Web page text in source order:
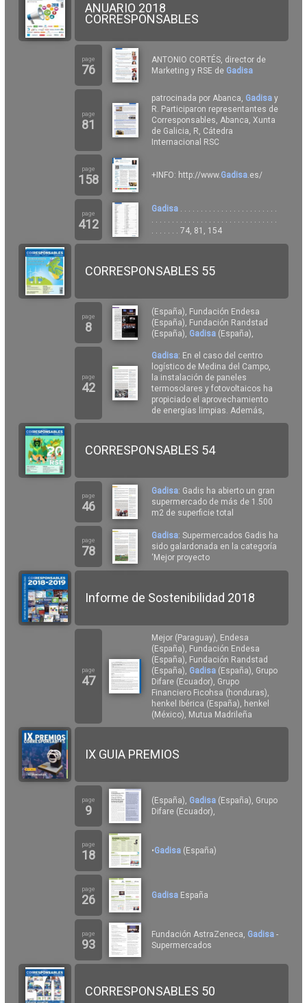
ANUARIO 2018
CORRESPONSABLES
page
76
ANTONIO CORTÉS, director de
Marketing y RSE de Gadisa
page
81
patrocinada por Abanca, Gadisa y
R. Participaron representantes de
Corresponsables, Abanca, Xunta
de Galicia, R, Cátedra
Internacional RSC
page
158 +INFO: http://www.Gadisa.es/
page
412
Gadisa . . . . . . . . . . . . . . . . . . . . . . . .
. . . . . . . . . . . . . . . . . . . . . . . . . . . . . . .
. . . . . . . 74, 81, 154
CORRESPONSABLES 55
page
8
(España), Fundación Endesa
(España), Fundación Randstad
(España), Gadisa (España),
page
42
Gadisa: En el caso del centro
logístico de Medina del Campo,
la instalación de paneles
termosolares y fotovoltaicos ha
propiciado el aprovechamiento
de energías limpias. Además,
CORRESPONSABLES 54
page
46
Gadisa: Gadis ha abierto un gran
supermercado de más de 1.500
m2 de superficie total
page
78
Gadisa: Supermercados Gadis ha
sido galardonada en la categoría
‘Mejor proyecto
Informe de Sostenibilidad 2018
page
47
Mejor (Paraguay), Endesa
(España), Fundación Endesa
(España), Fundación Randstad
(España), Gadisa (España), Grupo
Difare (Ecuador), Grupo
Financiero Ficohsa (honduras),
henkel Ibérica (España), henkel
(México), Mutua Madrileña
IX GUIA PREMIOS
page
9
(España), Gadisa (España), Grupo
Difare (Ecuador),
page
18 •Gadisa (España)
page
26 Gadisa España
page
93
Fundación AstraZeneca, Gadisa -
Supermercados
CORRESPONSABLES 50